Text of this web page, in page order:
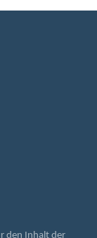
den Inhalt der